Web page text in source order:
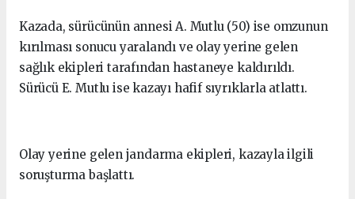
Kazada, sürücünün annesi A. Mutlu (50) ise omzunun
kırılması sonucu yaralandı ve olay yerine gelen
sağlık ekipleri tarafından hastaneye kaldırıldı.
Sürücü E. Mutlu ise kazayı hafif sıyrıklarla atlattı.
Olay yerine gelen jandarma ekipleri, kazayla ilgili
soruşturma başlattı.